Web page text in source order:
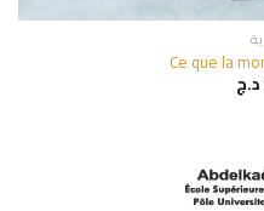
Ce que la
د.ج